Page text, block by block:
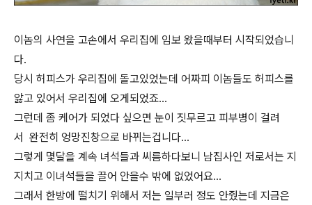
이놈의 사연을 고손에서 우리집에 임보 왔을때부터 시작되었습니
다.
당시 허피스가 우리집에 돌고있었는데 어짜피 이놈들도 허피스를
앓고 있어서 우리집에 오게되었죠...
그런데 좀 케어가 되었다 싶으면 눈이 짓무르고 피부병이 걸려
서 완전히 엉망진창으로 바뀌는겁니다...
그렇게 몇달을 계속 녀석들과 씨름하다보니 남집사인 저로서는 지
지치고 이녀석들을 끌어 안을수 밖에 없었어요...
그래서 한방에 떨치기 위해서 저는 일부러 정도 안줬는데 지금은